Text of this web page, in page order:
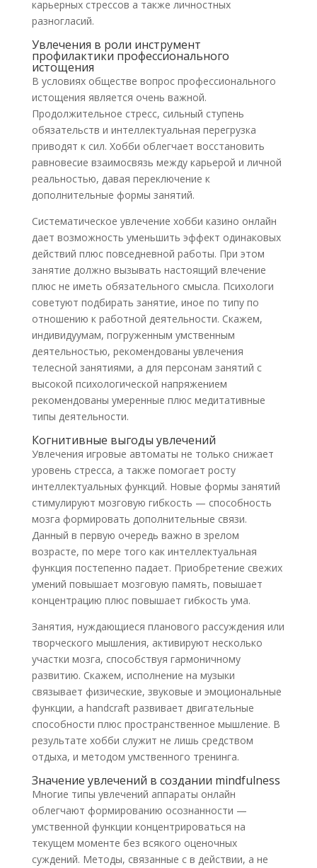
карьерных стрессов а также личностных
разногласий.
Увлечения в роли инструмент
профилактики профессионального
истощения
В условиях обществе вопрос профессионального
истощения является очень важной.
Продолжительное стресс, сильный ступень
обязательств и интеллектуальная перегрузка
приводят к сил. Хобби облегчает восстановить
равновесие взаимосвязь между карьерой и личной
реальностью, давая переключение к
дополнительные формы занятий.
Систематическое увлечение хобби казино онлайн
дает возможность уменьшить эффект одинаковых
действий плюс повседневной работы. При этом
занятие должно вызывать настоящий влечение
плюс не иметь обязательного смысла. Психологи
советуют подбирать занятие, иное по типу по
отношению к работной деятельности. Скажем,
индивидуумам, погруженным умственным
деятельностью, рекомендованы увлечения
телесной занятиями, а для персонам занятий с
высокой психологической напряжением
рекомендованы умеренные плюс медитативные
типы деятельности.
Когнитивные выгоды увлечений
Увлечения игровые автоматы не только снижает
уровень стресса, а также помогает росту
интеллектуальных функций. Новые формы занятий
стимулируют мозговую гибкость — способность
мозга формировать дополнительные связи.
Данный в первую очередь важно в зрелом
возрасте, по мере того как интеллектуальная
функция постепенно падает. Приобретение свежих
умений повышает мозговую память, повышает
концентрацию плюс повышает гибкость ума.
Занятия, нуждающиеся планового рассуждения или
творческого мышления, активируют несколько
участки мозга, способствуя гармоничному
развитию. Скажем, исполнение на музыки
связывает физические, звуковые и эмоциональные
функции, а handcraft развивает двигательные
способности плюс пространственное мышление. В
результате хобби служит не лишь средством
отдыха, и методом умственного тренинга.
Значение увлечений в создании mindfulness
Многие типы увлечений аппараты онлайн
облегчают формированию осознанности —
умственной функции концентрироваться на
текущем моменте без всякого оценочных
суждений. Методы, связанные с в действии, а не